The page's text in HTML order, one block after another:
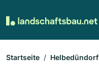
Startseite Helbedündorf